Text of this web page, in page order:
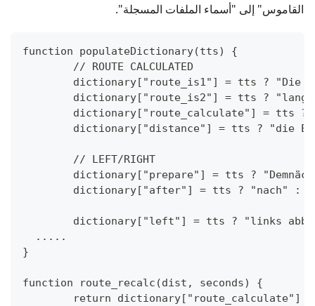
القاموس" إلى "أسماء الملفات المسجلة".
function populateDictionary(tts) {
	// ROUTE CALCULATED
dictionary["route_is1"] = tts ? "Die
dictionary["route_is2"] = tts ?
dictionary["route_calculate"] = tts
dictionary["distance"] = tts ? "die
	// LEFT/RIGHT
dictionary["prepare"] = tts ?
dictionary["after"] = tts ? "nach" :
dictionary["left"] = tts ? "links
  .....
}
function route_recalc(dist, seconds) {
return dictionary["route_calculate"]